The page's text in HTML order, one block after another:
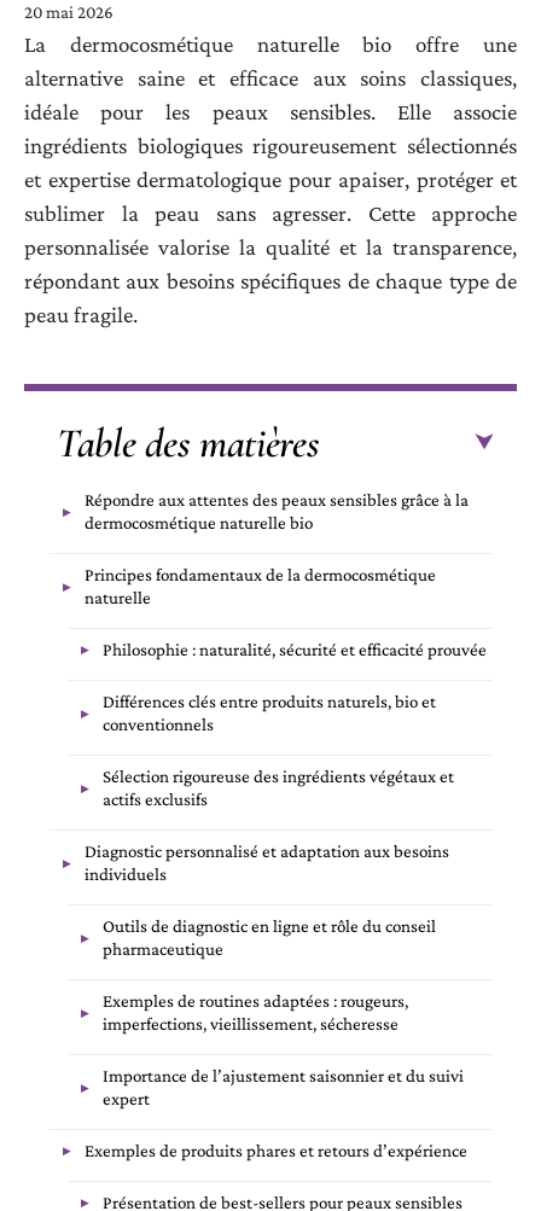
20 mai 2026
La dermocosmétique naturelle bio offre une
alternative saine et efficace aux soins classiques,
idéale pour les peaux sensibles. Elle associe
ingrédients biologiques rigoureusement sélectionnés
et expertise dermatologique pour apaiser, protéger et
sublimer la peau sans agresser. Cette approche
personnalisée valorise la qualité et la transparence,
répondant aux besoins spécifiques de chaque type de
peau fragile.
Table des matières
Répondre aux attentes des peaux sensibles grâce à la
dermocosmétique naturelle bio
Principes fondamentaux de la dermocosmétique
naturelle
Philosophie : naturalité, sécurité et efficacité prouvée
Différences clés entre produits naturels, bio et
conventionnels
Sélection rigoureuse des ingrédients végétaux et
actifs exclusifs
Diagnostic personnalisé et adaptation aux besoins
individuels
Outils de diagnostic en ligne et rôle du conseil
pharmaceutique
Exemples de routines adaptées : rougeurs,
imperfections, vieillissement, sécheresse
Importance de l’ajustement saisonnier et du suivi
expert
Exemples de produits phares et retours d’expérience
Présentation de best-sellers pour peaux sensibles